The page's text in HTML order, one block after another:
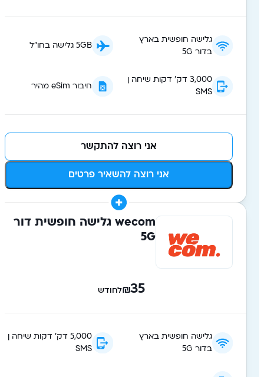
גלישה חופשית בארץ
בדור 5G
5GB גלישה בחו"ל
3,000 דק׳ דקות שיחה ן
SMS
חיבור eSim מהיר
אני רוצה להשאיר פרטים
אני רוצה להתקשר
wecom גלישה חופשית דור
5G
35
₪לחודש
גלישה חופשית בארץ
בדור 5G
5,000 דק׳ דקות שיחה ן
SMS